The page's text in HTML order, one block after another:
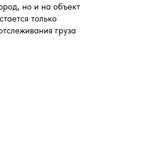
но и на объект
только
груза